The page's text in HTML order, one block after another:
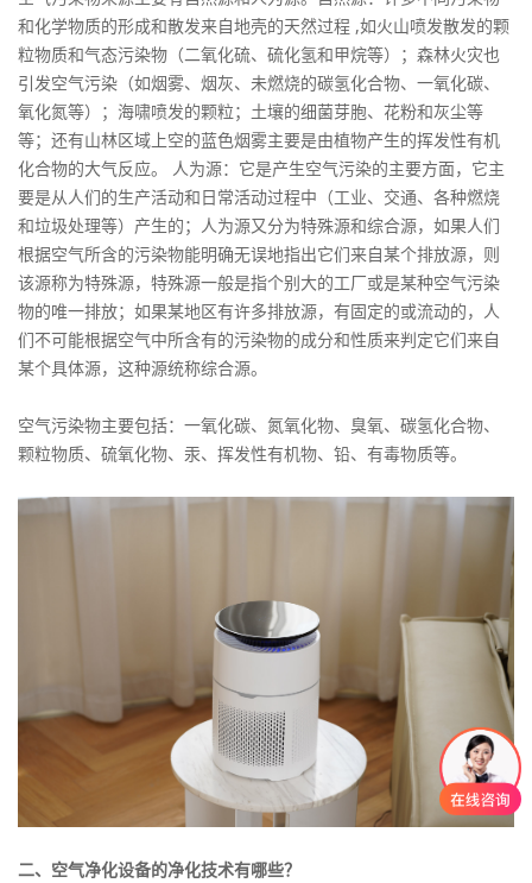
和化学物质的形成和散发来自地壳的天然过程 ,如火山喷发散发的颗
粒物质和气态污染物（二氧化硫、硫化氢和甲烷等）；森林火灾也
引发空气污染（如烟雾、烟灰、未燃烧的碳氢化合物、一氧化碳、
氧化氮等）；海啸喷发的颗粒；土壤的细菌芽胞、花粉和灰尘等
等；还有山林区域上空的蓝色烟雾主要是由植物产生的挥发性有机
化合物的大气反应。 人为源：它是产生空气污染的主要方面，它主
要是从人们的生产活动和日常活动过程中（工业、交通、各种燃烧
和垃圾处理等）产生的；人为源又分为特殊源和综合源，如果人们
根据空气所含的污染物能明确无误地指出它们来自某个排放源，则
该源称为特殊源，特殊源一般是指个别大的工厂或是某种空气污染
物的唯一排放；如果某地区有许多排放源，有固定的或流动的，人
们不可能根据空气中所含有的污染物的成分和性质来判定它们来自
某个具体源，这种源统称综合源。
空气污染物主要包括：一氧化碳、氮氧化物、臭氧、碳氢化合物、
颗粒物质、硫氧化物、汞、挥发性有机物、铅、有毒物质等。
二、空气净化设备的净化技术有哪些？